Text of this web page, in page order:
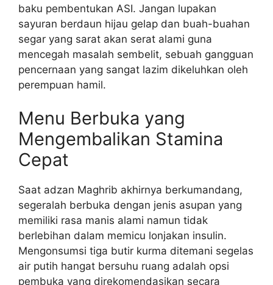
baku pembentukan ASI. Jangan lupakan
sayuran berdaun hijau gelap dan buah-buahan
segar yang sarat akan serat alami guna
mencegah masalah sembelit, sebuah gangguan
pencernaan yang sangat lazim dikeluhkan oleh
perempuan hamil.
Menu Berbuka yang
Mengembalikan Stamina
Cepat
Saat adzan Maghrib akhirnya berkumandang,
segeralah berbuka dengan jenis asupan yang
memiliki rasa manis alami namun tidak
berlebihan dalam memicu lonjakan insulin.
Mengonsumsi tiga butir kurma ditemani segelas
air putih hangat bersuhu ruang adalah opsi
pembuka yang direkomendasikan secara